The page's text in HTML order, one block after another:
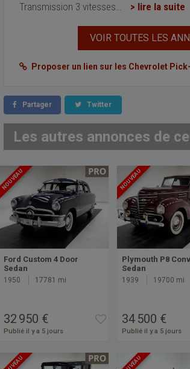
Transmission 3 vitesses… > lire la suite
VOIR TOUTES LES
Proposer un lien sur les Chevrolet
Partager Twitter
Les autres annonces de
NOUVEAU
Ford Custom 4 Door
Sedan
1950 17781 mi
32 950 €
Publié il y a 5 jours
NOUVEAU
Plymouth P8
Sedan
1939 19700 mi
34 500 €
Publié il y a 5 jours